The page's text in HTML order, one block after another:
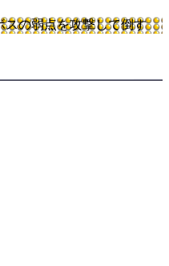
スの弱点を攻撃して倒す